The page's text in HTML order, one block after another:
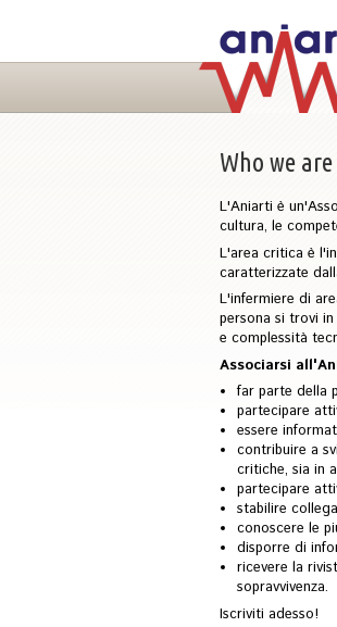
Who we are
L'Aniarti è
cultura, le
L'area critica è
caratterizzate
L'infermiere di
persona si trovi
e complessità
Associarsi
far parte della
partecipare
essere
contribuire a
critiche, sia in
partecipare
stabilire
conoscere le
disporre di
ricevere la
sopravvivenza.
Iscriviti adesso!